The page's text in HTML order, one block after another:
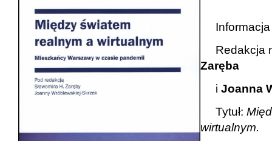
Informacja
Redakcja
Zaręba
i Joanna
Tytuł:
wirtualnym.